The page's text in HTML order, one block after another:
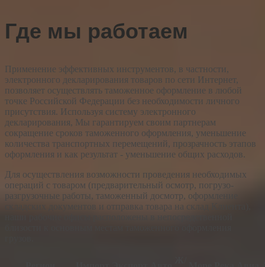
Где мы работаем
Применение эффективных инструментов, в частности,
электронного декларирования товаров по сети Интернет,
позволяет осуществлять таможенное оформление в любой
точке Российской Федерации без необходимости личного
присутствия. Используя систему электронного
декларирования, Мы гарантируем своим партнерам
сокращение сроков таможенного оформления, уменьшение
количества транспортных перемещений, прозрачность этапов
оформления и как результат - уменьшение общих расходов.
Для осуществления возможности проведения необходимых
операций с товаром (предварительный осмотр, погрузо-
разгрузочные работы, таможенный досмотр, оформление
складских документов и отправка товара на склад Клиента),